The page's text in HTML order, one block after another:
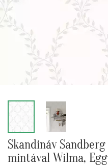
Skandináv
mintával Wilma,